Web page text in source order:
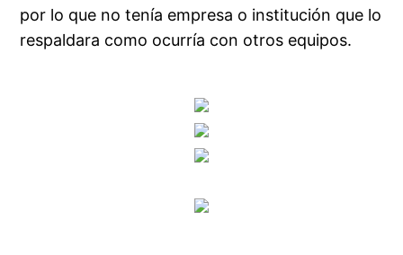
por lo que no tenía empresa o institución que lo
respaldara como ocurría con otros equipos.